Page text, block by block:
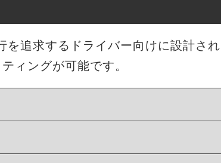
追求するドライバー向けに設計さ
ィングが可能です。